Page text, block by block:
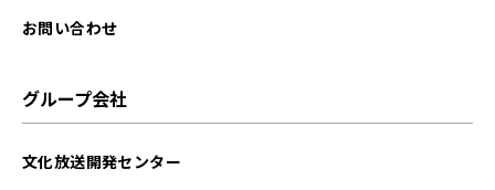
2023年03月
お問い合わせ
グループ会社
文化放送開発センター